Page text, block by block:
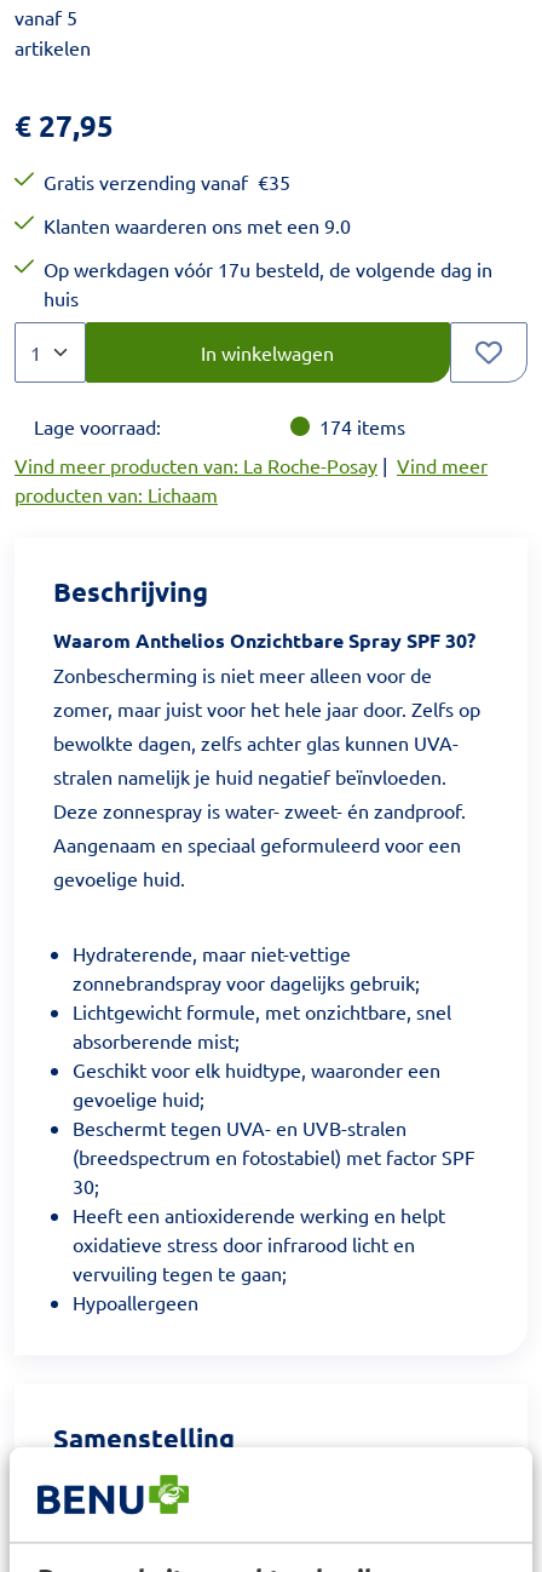
vanaf 5
artikelen
€ 27,95
Gratis verzending vanaf €35
Klanten waarderen ons met een 9.0
Op werkdagen vóór 17u besteld, de volgende dag in
huis
In winkelwagen
Lage voorraad: 174 items
Vind meer producten van: La Roche-Posay | Vind meer
producten van: Lichaam
Beschrijving
Waarom Anthelios Onzichtbare Spray SPF 30?
Zonbescherming is niet meer alleen voor de
zomer, maar juist voor het hele jaar door. Zelfs op
bewolkte dagen, zelfs achter glas kunnen UVA-
stralen namelijk je huid negatief beïnvloeden.
Deze zonnespray is water- zweet- én zandproof.
Aangenaam en speciaal geformuleerd voor een
gevoelige huid.
Hydraterende, maar niet-vettige
zonnebrandspray voor dagelijks gebruik;
Lichtgewicht formule, met onzichtbare, snel
absorberende mist;
Geschikt voor elk huidtype, waaronder een
gevoelige huid;
Beschermt tegen UVA- en UVB-stralen
(breedspectrum en fotostabiel) met factor SPF
30;
Heeft een antioxiderende werking en helpt
oxidatieve stress door infrarood licht en
vervuiling tegen te gaan;
Hypoallergeen
Samenstelling
Ingrediënten van Anthelios Onzichtbare Spray SPF
30 Met vitamine E, een krachtige antioxidant, en